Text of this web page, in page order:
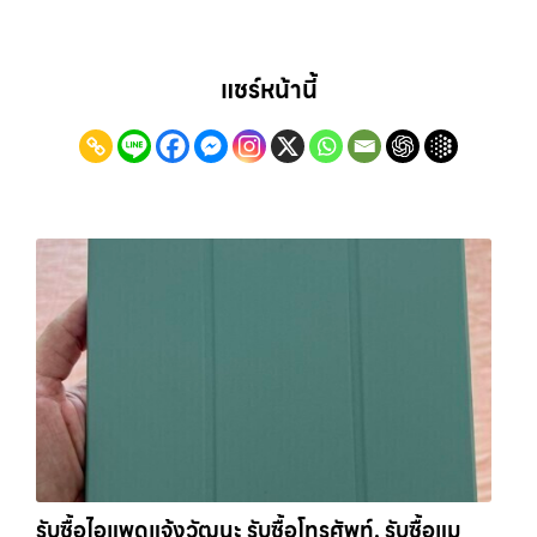
แชร์หน้านี้
รับซื้อไอแพดแจ้งวัฒนะ รับซื้อโทรศัพท์, รับซื้อแม